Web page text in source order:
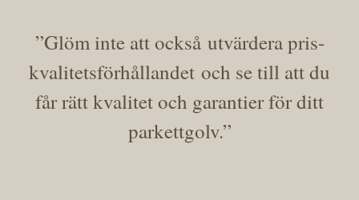
”Glöm inte att också utvärdera pris-
kvalitetsförhållandet och se till att du
får rätt kvalitet och garantier för ditt
parkettgolv.”